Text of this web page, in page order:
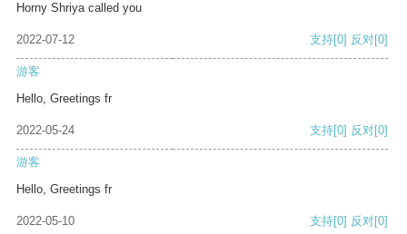
Horny Shriya called you
2022-07-12 支持[0] 反对[0]
游客
Hello, Greetings fr
2022-05-24 支持[0] 反对[0]
游客
Hello, Greetings fr
2022-05-10 支持[0] 反对[0]